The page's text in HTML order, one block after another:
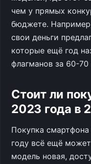
чем у прямых
бюджете.
свои деньги
которые ещё год
флагманов за 60-70
Стоит ли
2023 года в
Покупка
году всё ещё
модель новая,